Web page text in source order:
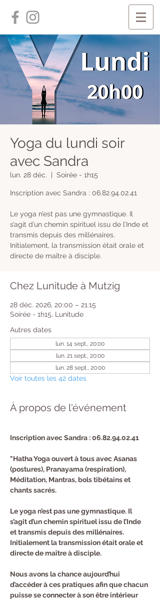
Yoga du lundi soir
avec Sandra
lun. 28 déc. Soirée - 1h15
Inscription avec Sandra : 06.82.94.02.41
Le yoga n’est pas une gymnastique. Il
s’agit d’un chemin spirituel issu de l’Inde et
transmis depuis des millénaires.
Initialement, la transmission était orale et
directe de maître à disciple.
Chez Lunitude à Mutzig
28 déc. 2026, 20:00 – 21:15
Soirée - 1h15, Lunitude
Autres dates
lun. 14 sept., 20:00
lun. 21 sept., 20:00
lun. 28 sept., 20:00
Voir toutes les 42 dates
À propos de l'événement
Inscription avec Sandra : 06.82.94.02.41
"Hatha Yoga ouvert à tous avec Asanas
(postures), Pranayama (respiration),
Méditation, Mantras, bols tibétains et
chants sacrés.
Le yoga n’est pas une gymnastique. Il
s’agit d’un chemin spirituel issu de l’Inde
et transmis depuis des millénaires.
Initialement la transmission était orale et
directe de maître à disciple.
Nous avons la chance aujourd’hui
d’accéder à ces pratiques afin que chacun
puisse se connecter à son être intérieur